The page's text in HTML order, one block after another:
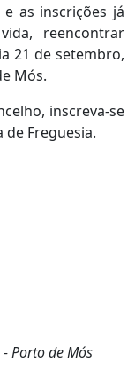
as inscrições já
reencontrar
21 de setembro,
Mós.
inscreva-se
de Freguesia.
Porto de Mós